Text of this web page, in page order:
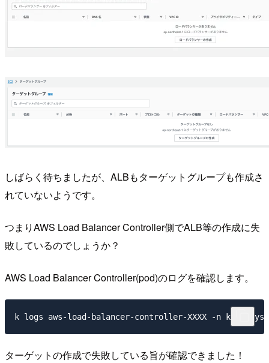
しばらく待ちましたが、ALBもターゲットグループも作成さ
れていないようです。
つまりAWS Load Balancer Controller側でALB等の作成に失
敗しているのでしょうか？
AWS Load Balancer Controller(pod)のログを確認します。
ターゲットの作成で失敗している旨が確認できました！